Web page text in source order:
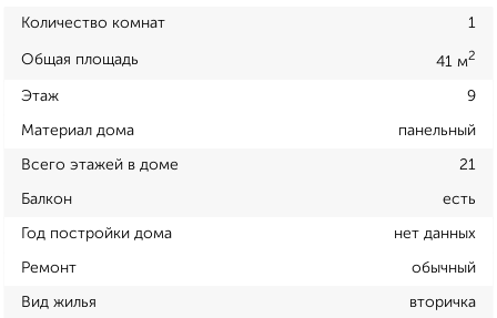
Количество комнат 1
Общая площадь 41 м2
Этаж 9
Материал дома панельный
Всего этажей в доме 21
Балкон есть
Год постройки дома нет данных
Ремонт обычный
Вид жилья вторичка